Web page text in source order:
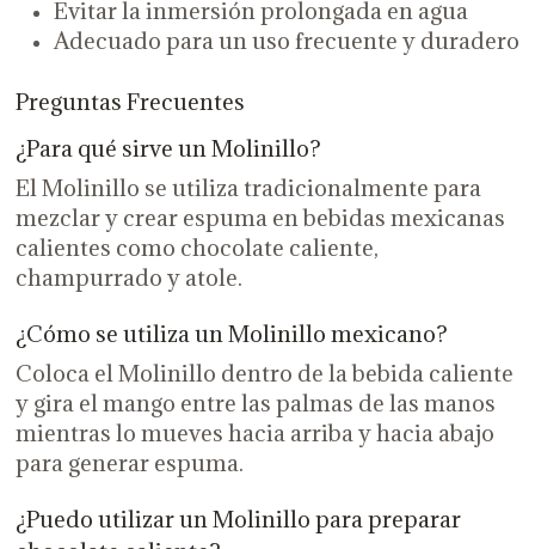
Evitar la inmersión prolongada en agua
Adecuado para un uso frecuente y duradero
Preguntas Frecuentes
¿Para qué sirve un Molinillo?
El Molinillo se utiliza tradicionalmente para
mezclar y crear espuma en bebidas mexicanas
calientes como chocolate caliente,
champurrado y atole.
¿Cómo se utiliza un Molinillo mexicano?
Coloca el Molinillo dentro de la bebida caliente
y gira el mango entre las palmas de las manos
mientras lo mueves hacia arriba y hacia abajo
para generar espuma.
¿Puedo utilizar un Molinillo para preparar